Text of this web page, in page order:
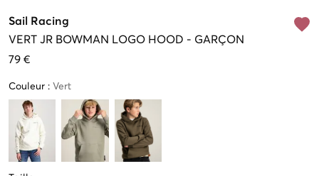
Sail Racing
VERT JR BOWMAN LOGO HOOD - GARÇON
79 €
Couleur : Vert